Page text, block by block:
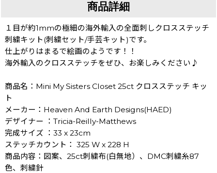
商品詳細
１目が約1mmの極細の海外輸入の全面刺しクロスステッチ
刺繍キット(刺繍セット/手芸キット)です。
仕上がりはまるで絵画のようです！！
海外輸入のクロスステッチをぜひ、お楽しみください♪
商品名：Mini My Sisters Closet 25ct クロスステッチ キッ
ト
メーカー：Heaven And Earth Designs(HAED)
デザイナー ：Tricia-Reilly-Matthews
完成サイズ ：33 x 23cm
ステッチカウント： 325 W x 228 H
商品内容：図案、25ct刺繍布(白無地）、DMC刺繍糸87
色、刺繍針